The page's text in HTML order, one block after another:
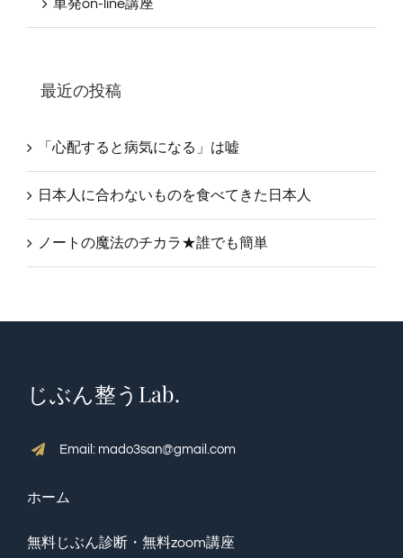
単発on-line講座
最近の投稿
「心配すると病気になる」は嘘
日本人に合わないものを食べてきた日本人
ノートの魔法のチカラ★誰でも簡単
じぶん整うLab.
Email: mado3san@gmail.com
ホーム
無料じぶん診断・無料zoom講座